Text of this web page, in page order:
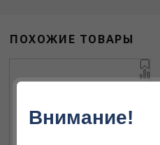
ПОХОЖИЕ ТОВАРЫ
Внимание!